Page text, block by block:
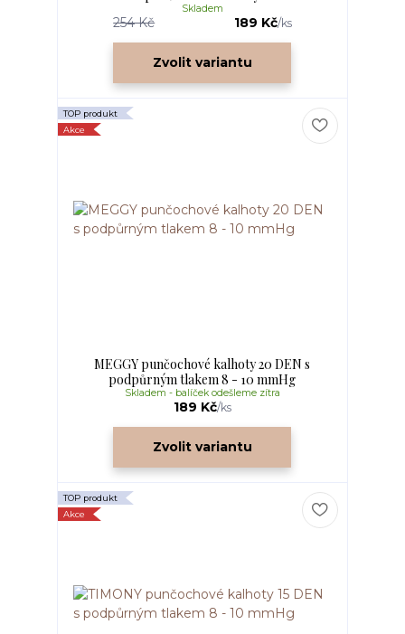
254 Kč 189 Kč/ks
Skladem
Zvolit variantu
TOP produkt
Akce
MEGGY punčochové kalhoty 20 DEN s
podpůrným tlakem 8 - 10 mmHg
189 Kč/ks
Skladem - balíček odešleme zítra
Zvolit variantu
TOP produkt
Akce